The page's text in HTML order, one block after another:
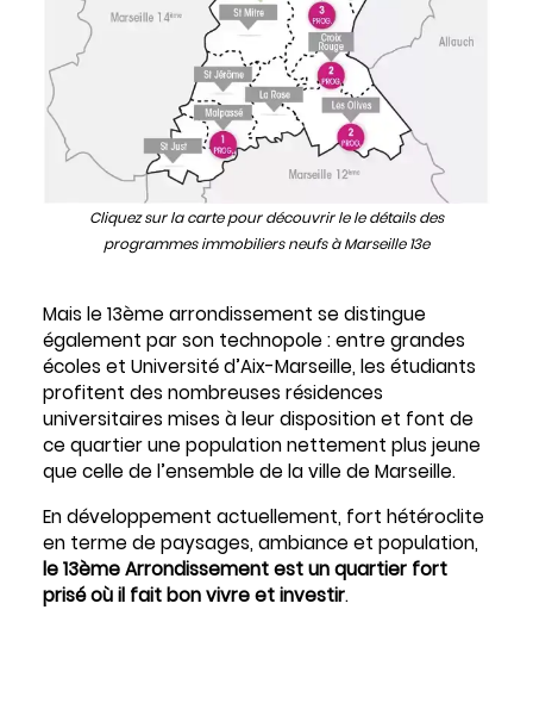
Cliquez sur la carte pour découvrir le le détails des
programmes immobiliers neufs à Marseille 13e
Mais le 13ème arrondissement se distingue
également par son technopole : entre grandes
écoles et Université d’Aix-Marseille, les étudiants
profitent des nombreuses résidences
universitaires mises à leur disposition et font de
ce quartier une population nettement plus jeune
que celle de l’ensemble de la ville de Marseille.
En développement actuellement, fort hétéroclite
en terme de paysages, ambiance et population,
le 13ème Arrondissement est un quartier fort
prisé où il fait bon vivre et investir.